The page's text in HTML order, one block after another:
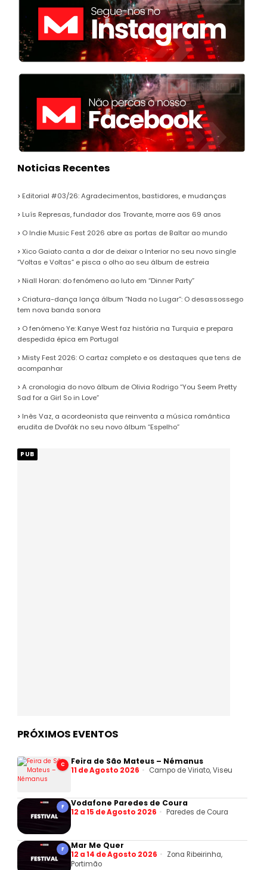
Noticias Recentes
Editorial #03/26: Agradecimentos, bastidores, e mudanças
Luís Represas, fundador dos Trovante, morre aos 69 anos
O Indie Music Fest 2026 abre as portas de Baltar ao mundo
Xico Gaiato canta a dor de deixar o Interior no seu novo single
“Voltas e Voltas” e pisca o olho ao seu álbum de estreia
Niall Horan: do fenómeno ao luto em “Dinner Party”
Criatura-dança lança álbum “Nada no Lugar”: O desassossego
tem nova banda sonora
O fenómeno Ye: Kanye West faz história na Turquia e prepara
despedida épica em Portugal
Misty Fest 2026: O cartaz completo e os destaques que tens de
acompanhar
A cronologia do novo álbum de Olivia Rodrigo “You Seem Pretty
Sad for a Girl So in Love”
Inês Vaz, a acordeonista que reinventa a música romântica
erudita de Dvořák no seu novo álbum “Espelho”
PUB
PRÓXIMOS EVENTOS
C Feira de São Mateus – Némanus
11 de Agosto 2026 Campo de Viriato, Viseu
F Vodafone Paredes de Coura
12 a 15 de Agosto 2026 Paredes de Coura
F Mar Me Quer
12 a 14 de Agosto 2026
Zona Ribeirinha,
Portimão